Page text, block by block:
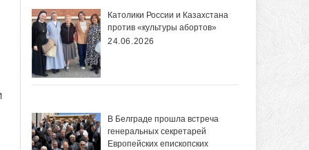
Католики России и Казахстана
против «культуры абортов»
24.06.2026
В Белграде прошла встреча
генеральных секретарей
Европейских епископских